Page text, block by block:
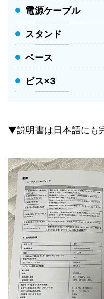
電源ケーブル
スタンド
ベース
ビス×3
▼説明書は日本語にも